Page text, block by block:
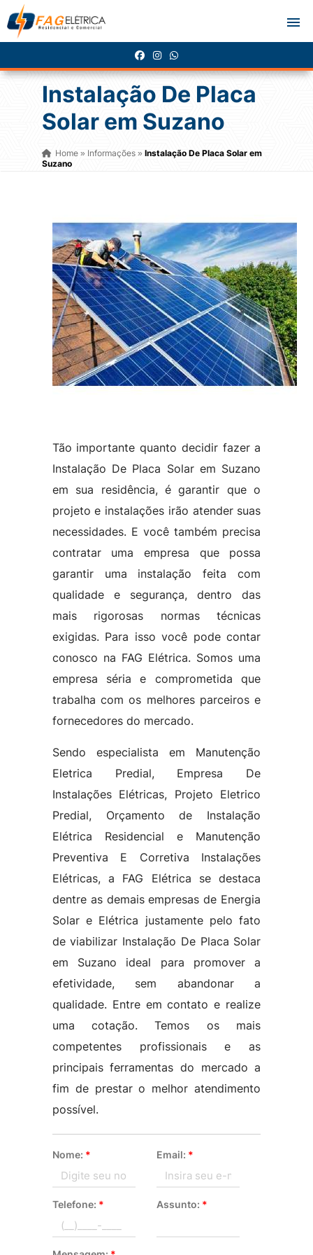
Instalação De Placa
Solar em Suzano
Home» Informações » Instalação De Placa Solar em
Suzano
Tão importante quanto decidir fazer a
Instalação De Placa Solar em Suzano
em sua residência, é garantir que o
projeto e instalações irão atender suas
necessidades. E você também precisa
contratar uma empresa que possa
garantir uma instalação feita com
qualidade e segurança, dentro das
mais rigorosas normas técnicas
exigidas. Para isso você pode contar
conosco na FAG Elétrica. Somos uma
empresa séria e comprometida que
trabalha com os melhores parceiros e
fornecedores do mercado.
Sendo especialista em Manutenção
Eletrica Predial, Empresa De
Instalações Elétricas, Projeto Eletrico
Predial, Orçamento de Instalação
Elétrica Residencial e Manutenção
Preventiva E Corretiva Instalações
Elétricas, a FAG Elétrica se destaca
dentre as demais empresas de Energia
Solar e Elétrica justamente pelo fato
de viabilizar Instalação De Placa Solar
em Suzano ideal para promover a
efetividade, sem abandonar a
qualidade. Entre em contato e realize
uma cotação. Temos os mais
competentes profissionais e as
principais ferramentas do mercado a
fim de prestar o melhor atendimento
possível.
Nome: * Email: *
Telefone: * Assunto: *